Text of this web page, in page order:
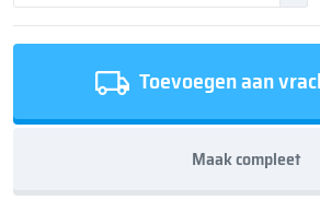
Toevoegen aan
Maak compleet